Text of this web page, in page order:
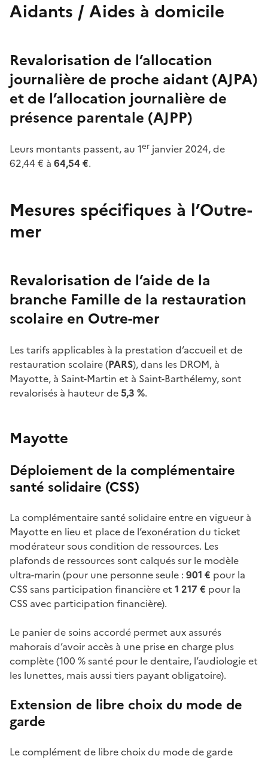
Aidants / Aides à domicile
Revalorisation de l’allocation
journalière de proche aidant (AJPA)
et de l’allocation journalière de
présence parentale (AJPP)
Leurs montants passent, au 1er janvier 2024, de
62,44 € à 64,54 €.
Mesures spécifiques à l’Outre-
mer
Revalorisation de l’aide de la
branche Famille de la restauration
scolaire en Outre-mer
Les tarifs applicables à la prestation d’accueil et de
restauration scolaire (PARS), dans les DROM, à
Mayotte, à Saint-Martin et à Saint-Barthélemy, sont
revalorisés à hauteur de5,3 %.
Mayotte
Déploiement de la complémentaire
santé solidaire (CSS)
La complémentaire santé solidaire entre en vigueur à
Mayotte en lieu et place de l’exonération du ticket
modérateur sous condition de ressources. Les
plafonds de ressources sont calqués sur le modèle
ultra-marin (pour une personne seule : 901 € pour la
CSS sans participation financière et 1 217 € pour la
CSS avec participation financière).
Le panier de soins accordé permet aux assurés
mahorais d’avoir accès à une prise en charge plus
complète (100 % santé pour le dentaire, l’audiologie et
les lunettes, mais aussi tiers payant obligatoire).
Extension de libre choix du mode de
garde
Le complément de libre choix du mode de garde